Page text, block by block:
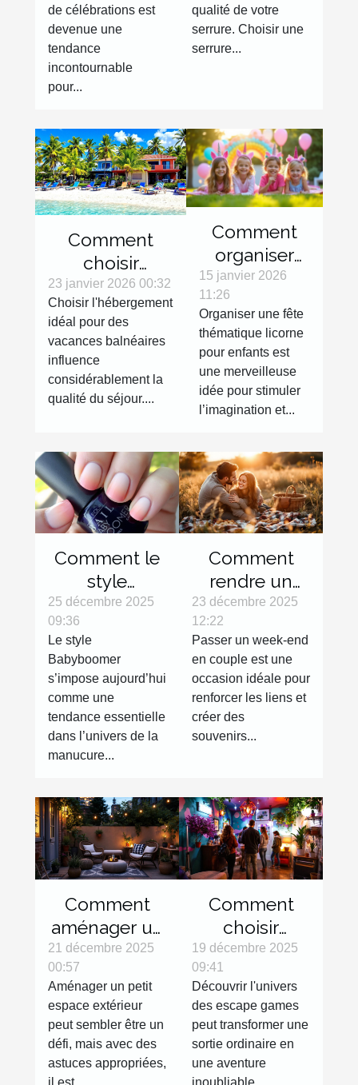
de
célébrations
de célébrations est
devenue une
tendance
incontournable
pour...
qualité de votre
serrure. Choisir une
serrure...
Comment
choisir
l'hébergement
idéal pour vos
vacances
balnéaires ?
23 janvier 2026 00:32
Choisir l'hébergement
idéal pour des
vacances balnéaires
influence
considérablement la
qualité du séjour....
Comment
organiser
une fête
thématique
licorne pour
enfants ?
15 janvier 2026
11:26
Organiser une fête
thématique licorne
pour enfants est
une merveilleuse
idée pour stimuler
l’imagination et...
Comment le
style
Babyboomer
révolutionne-
t-il les
tendances
manucures ?
25 décembre 2025
09:36
Le style
Babyboomer
s’impose aujourd’hui
comme une
tendance essentielle
dans l’univers de la
manucure...
Comment
rendre un
week-end en
couple
inoubliable ?
23 décembre 2025
12:22
Passer un week-end
en couple est une
occasion idéale pour
renforcer les liens et
créer des
souvenirs...
Comment
aménager un
petit espace
extérieur
efficacement
?
21 décembre 2025
00:57
Aménager un petit
espace extérieur
peut sembler être un
défi, mais avec des
astuces appropriées,
Comment
choisir
l'escape
game parfait
pour votre
prochaine
sortie ?
19 décembre 2025
09:41
Découvrir l'univers
des escape games
peut transformer une
sortie ordinaire en
une aventure